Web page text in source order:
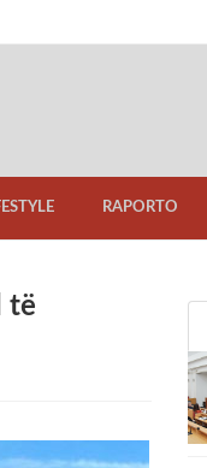
RAPORTO
të